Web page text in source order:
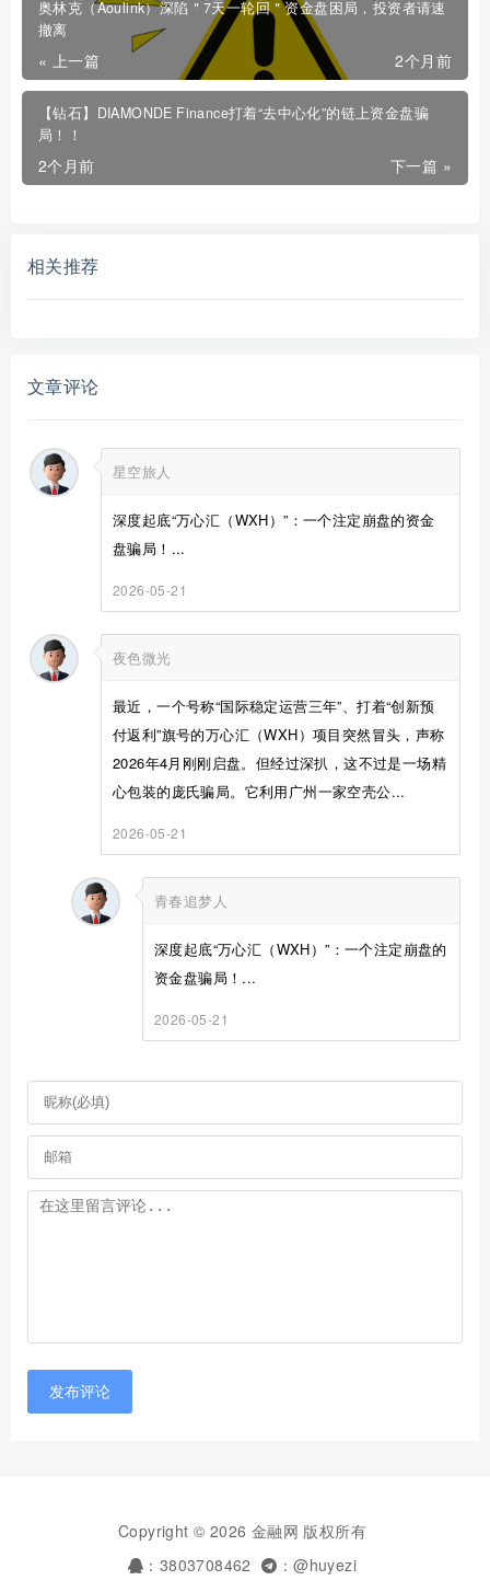
奥林克（Aoulink）深陷＂7天一轮回＂资金盘困局，投资者请速
撤离
« 上一篇 2个月前
【钻石】DIAMONDE Finance打着“去中心化”的链上资金盘骗
局！！
下一篇 »
2个月前
相关推荐
文章评论
星空旅人
深度起底“万心汇（WXH）”：一个注定崩盘的资金
盘骗局！...
2026-05-21
夜色微光
最近，一个号称“国际稳定运营三年”、打着“创新预
付返利”旗号的万心汇（WXH）项目突然冒头，声称
2026年4月刚刚启盘。但经过深扒，这不过是一场精
心包装的庞氏骗局。它利用广州一家空壳公...
2026-05-21
青春追梦人
深度起底“万心汇（WXH）”：一个注定崩盘的
资金盘骗局！...
2026-05-21
发布评论
Copyright © 2026 金融网 版权所有
：3803708462
：@huyezi